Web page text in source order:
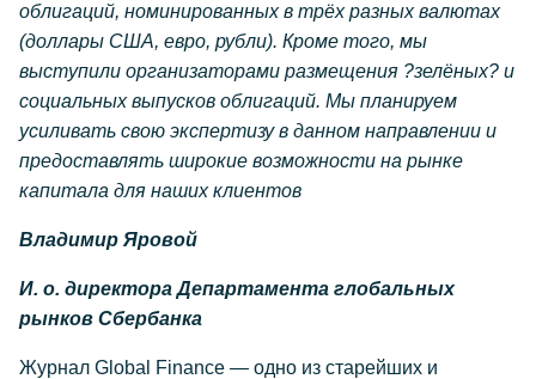
облигаций, номинированных в трёх разных валютах
(доллары США, евро, рубли). Кроме того, мы
выступили организаторами размещения ?зелёных? и
социальных выпусков облигаций. Мы планируем
усиливать свою экспертизу в данном направлении и
предоставлять широкие возможности на рынке
капитала для наших клиентов
Владимир Яровой
И. о. директора Департамента глобальных
рынков Сбербанка
Журнал Global Finance — одно из старейших и